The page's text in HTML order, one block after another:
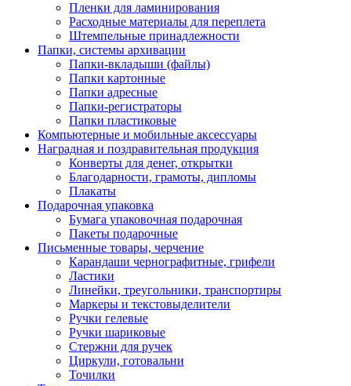
Пленки для ламинирования
Расходные материалы для переплета
Штемпельные принадлежности
Папки, системы архивации
Папки-вкладыши (файлы)
Папки картонные
Папки адресные
Папки-регистраторы
Папки пластиковые
Компьютерные и мобильные аксессуары
Наградная и поздравительная продукция
Конверты для денег, открытки
Благодарности, грамоты, дипломы
Плакаты
Подарочная упаковка
Бумага упаковочная подарочная
Пакеты подарочные
Письменные товары, черчение
Карандаши чернографитные, грифели
Ластики
Линейки, треугольники, транспортиры
Маркеры и текстовыделители
Ручки гелевые
Ручки шариковые
Стержни для ручек
Циркули, готовальни
Точилки